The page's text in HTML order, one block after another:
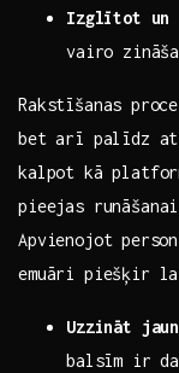
Izglītot un
vairo
Rakstīšanas
bet arī palīdz
kalpot kā
pieejas
Apvienojot
emuāri piešķir
Uzzināt
balsīm ir